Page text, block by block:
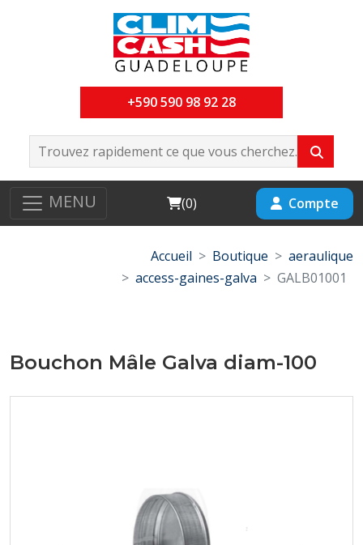
+590 590 98 92 28
MENU Cart
(0) Compte
Accueil Boutique
aeraulique
access-gaines-galva
GALB01001
Bouchon Mâle Galva diam-100